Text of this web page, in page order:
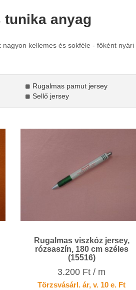
tunika anyag
kellemes és sokféle - főként
Rugalmas pamut jersey
Sellő jersey
Rugalmas viszkóz jersey,
rózsaszín, 180 cm széles
(15516)
3.200 Ft / m
Törzsvásárl. ár, v. 10 e. Ft